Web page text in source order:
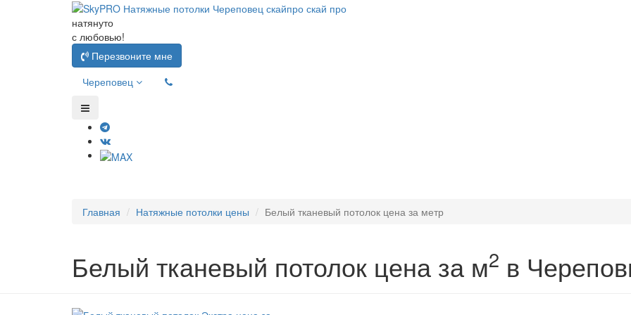
натянуто
с любовью!
Перезвоните мне
Череповец
Главная Натяжные потолки цены Белый тканевый потолок цена за метр
Белый тканевый потолок цена за м2 в